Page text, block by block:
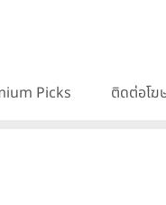
Picks ติดต่อโฆ